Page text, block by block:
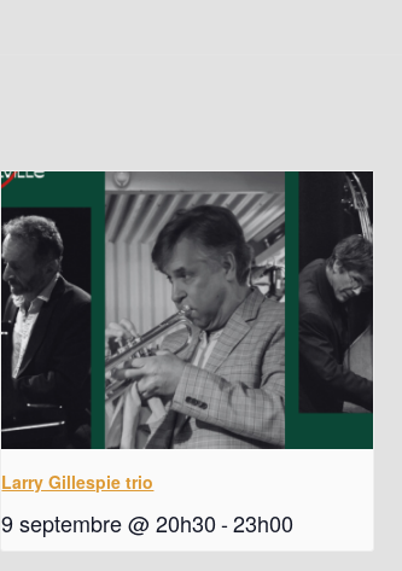
Larry Gillespie trio
9 septembre @ 20h30 -23h00